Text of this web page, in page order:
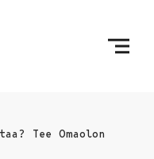
Tee Omaolon